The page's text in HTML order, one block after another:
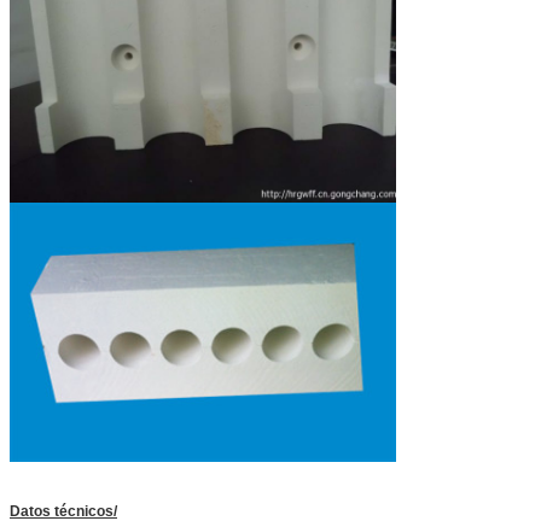
Datos técnicos/